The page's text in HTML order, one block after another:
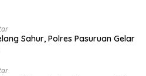
Sahur, Polres Pasuruan Gelar